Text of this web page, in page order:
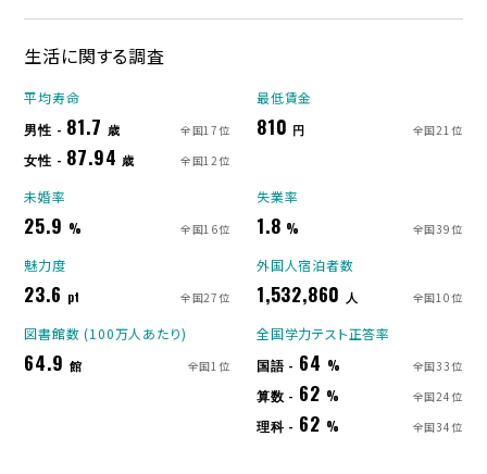
生活に関する調査
平均寿命
男性 - 81.7 歳 全国17位
女性 - 87.94 歳 全国12位
最低賃金
810 円 全国21位
未婚率
25.9 % 全国16位
失業率
1.8 % 全国39位
魅力度
23.6 pt 全国27位
外国人宿泊者数
1,532,860 人 全国10位
図書館数 (100万人あたり)
64.9 館 全国1位
全国学力テスト正答率
国語 - 64 % 全国33位
算数 - 62 % 全国24位
理科 - 62 % 全国34位